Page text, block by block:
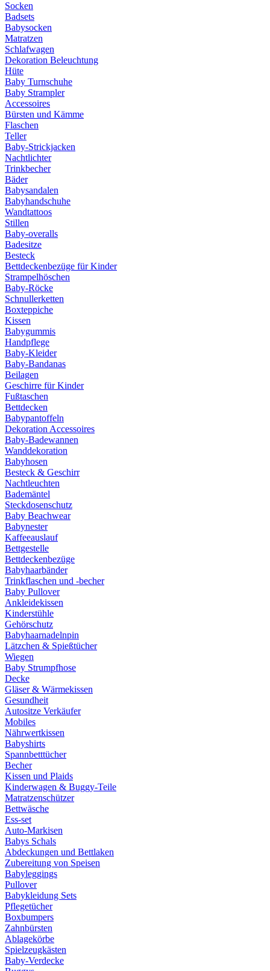
Socken
Badsets
Babysocken
Matratzen
Schlafwagen
Dekoration Beleuchtung
Hüte
Baby Turnschuhe
Baby Strampler
Accessoires
Bürsten und Kämme
Flaschen
Teller
Baby-Strickjacken
Nachtlichter
Trinkbecher
Bäder
Babysandalen
Babyhandschuhe
Wandtattoos
Stillen
Baby-overalls
Badesitze
Besteck
Bettdeckenbezüge für Kinder
Strampelhöschen
Baby-Röcke
Schnullerketten
Boxteppiche
Kissen
Babygummis
Handpflege
Baby-Kleider
Baby-Bandanas
Beilagen
Geschirre für Kinder
Fußtaschen
Bettdecken
Babypantoffeln
Dekoration Accessoires
Baby-Badewannen
Wanddekoration
Babyhosen
Besteck & Geschirr
Nachtleuchten
Bademäntel
Steckdosenschutz
Baby Beachwear
Babynester
Kaffeeauslauf
Bettgestelle
Bettdeckenbezüge
Babyhaarbänder
Trinkflaschen und -becher
Baby Pullover
Ankleidekissen
Kinderstühle
Gehörschutz
Babyhaarnadelnpin
Lätzchen & Spießtücher
Wiegen
Baby Strumpfhose
Decke
Gläser & Wärmekissen
Gesundheit
Autositze Verkäufer
Mobiles
Nährwertkissen
Babyshirts
Spannbetttücher
Becher
Kissen und Plaids
Kinderwagen & Buggy-Teile
Matratzenschützer
Bettwäsche
Ess-set
Auto-Markisen
Babys Schals
Abdeckungen und Bettlaken
Zubereitung von Speisen
Babyleggings
Pullover
Babykleidung Sets
Pflegetücher
Boxbumpers
Zahnbürsten
Ablagekörbe
Spielzeugkästen
Baby-Verdecke